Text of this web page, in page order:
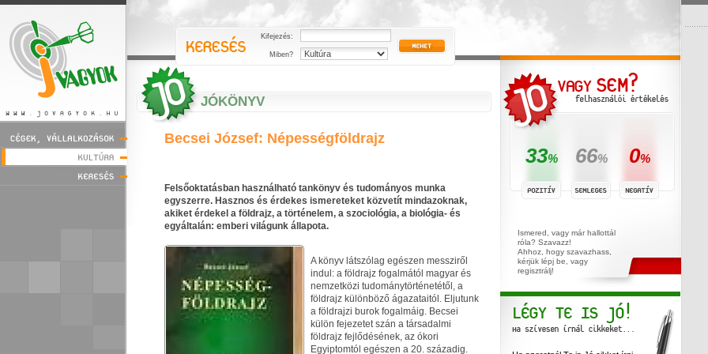
Kifejezés:
Miben?
JÓKÖNYV
Becsei József: Népességföldrajz
Felsőoktatásban használható tankönyv és tudományos munka
egyszerre. Hasznos és érdekes ismereteket közvetít mindazoknak,
akiket érdekel a földrajz, a történelem, a szociológia, a biológia- és
egyáltalán: emberi világunk állapota.
A könyv látszólag egészen messziről
indul: a földrajz fogalmától magyar és
nemzetközi tudománytörténetétől, a
földrajz különböző ágazataitól. Eljutunk
a földrajzi burok fogalmáig. Becsei
külön fejezetet szán a társadalmi
földrajz fejlődésének, az ókori
Egyiptomtól egészen a 20. századig.
33% 66% 0%
Ismered, vagy már hallottál
róla? Szavazz!
Ahhoz, hogy szavazhass,
kérjük lépj be, vagy
regisztrálj!